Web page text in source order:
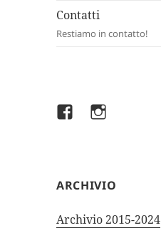
Contatti
Restiamo in contatto!
FacebookInstagram
ARCHIVIO
Archivio 2015-2024